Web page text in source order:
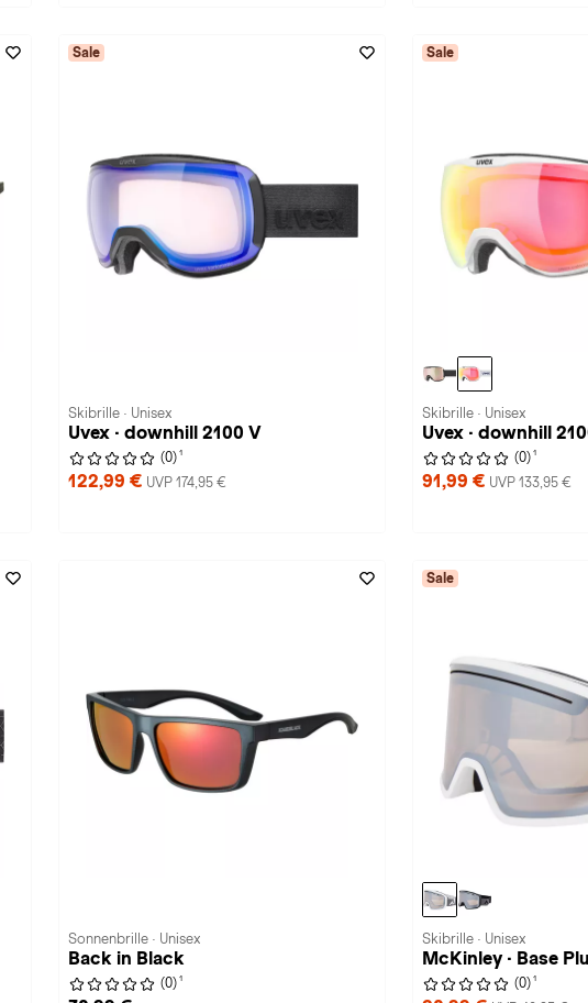
Sale
Skibrille · Unisex
Uvex · downhill 2100 V
(0) 1
122,99 € UVP 174,95 €
Sale
Skibrille · Unisex
Uvex · downhill
(0) 1
91,99 € UVP 133,95 €
Sonnenbrille · Unisex
Back in Black
(0) 1
Sale
Skibrille · Unisex
McKinley · Base
(0) 1